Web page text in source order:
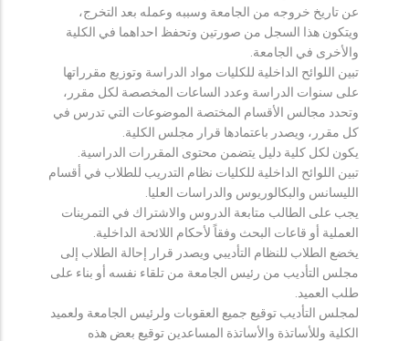
عن تاريخ خروجه من الجامعة وسببه وعمله بعد التخرج،
ويتكون هذا السجل من صورتين وتحفظ احداهما في الكلية
والأخرى في الجامعة.
تبين اللوائح الداخلية للكليات مواد الدراسة وتوزيع مقرراتها
على سنوات الدراسة وعدد الساعات المخصصة لكل مقرر،
وتحدد مجالس الأقسام المختصة الموضوعات التي تدرس في
كل مقرر، ويصدر باعتمادها قرار مجلس الكلية.
يكون لكل كلية دليل يتضمن محتوى المقررات الدراسية.
تبين اللوائح الداخلية للكليات نظام التدريب للطلاب في أقسام
الليسانس والبكالوريوس والدراسات العليا.
يجب على الطالب متابعة الدروس والاشتراك في التمرينات
العملية أو قاعات البحث وفقاً لأحكام اللائحة الداخلية.
يخضع الطلاب للنظام التأديبي ويصدر قرار إحالة الطلاب إلى
مجلس التأديب من رئيس الجامعة من تلقاء نفسه أو بناء على
طلب العميد.
لمجلس التأديب توقيع جميع العقوبات ولرئيس الجامعة ولعميد
الكلية وللأساتذة والأساتذة المساعدين توقيع بعض هذه